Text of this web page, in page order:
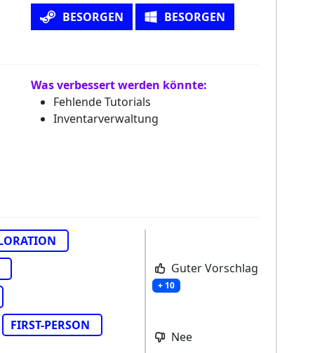
BESORGEN BESORGEN
Was verbessert werden könnte:
Fehlende Tutorials
Inventarverwaltung
FIRST-PERSON
Guter Vorschlag
+ 10
Nee